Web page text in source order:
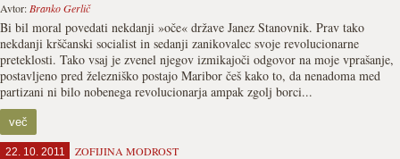
Avtor: Branko Gerlič
Bi bil moral povedati nekdanji »oče« države Janez Stanovnik. Prav tako
nekdanji krščanski socialist in sedanji zanikovalec svoje revolucionarne
preteklosti. Tako vsaj je zvenel njegov izmikajoči odgovor na moje vprašanje,
postavljeno pred železniško postajo Maribor češ kako to, da nenadoma med
partizani ni bilo nobenega revolucionarja ampak zgolj borci...
več
22. 10. 2011 ZOFIJINA MODROST